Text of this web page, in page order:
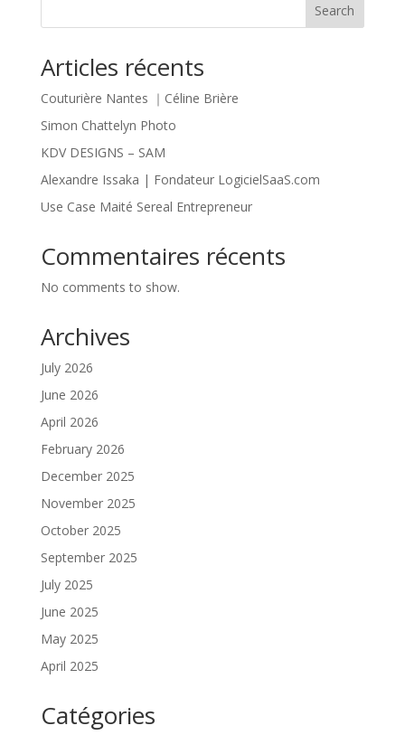
Search
Articles récents
Couturière Nantes ｜Céline Brière
Simon Chattelyn Photo
KDV DESIGNS – SAM
Alexandre Issaka | Fondateur LogicielSaaS.com
Use Case Maité Sereal Entrepreneur
Commentaires récents
No comments to show.
Archives
July 2026
June 2026
April 2026
February 2026
December 2025
November 2025
October 2025
September 2025
July 2025
June 2025
May 2025
April 2025
Catégories